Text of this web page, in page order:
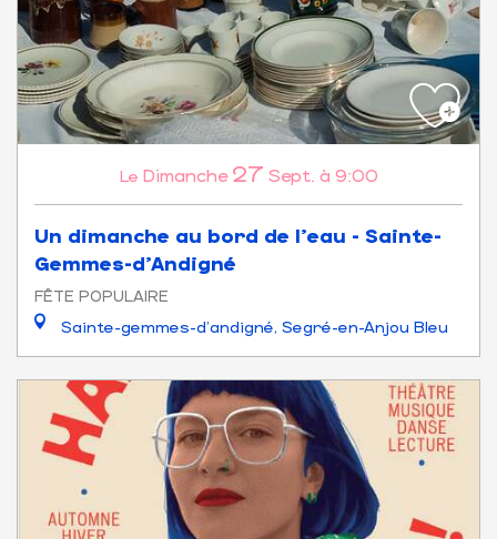
Le Dimanche 27 Sept. à 9:00
Un dimanche au bord de l'eau - Sainte-
Gemmes-d'Andigné
FÊTE POPULAIRE
Sainte-gemmes-d'andigné, Segré-en-Anjou Bleu